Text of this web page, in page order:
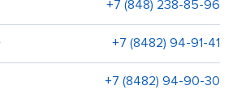
+7 (848) 238-85-96
+7 (8482) 94-91-41
+7 (8482) 94-90-30